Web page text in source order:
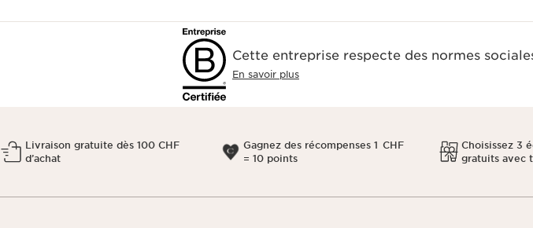
Cette entreprise respecte des normes
En savoir plus
Livraison gratuite dès 100 CHF
d’achat
Gagnez des récompenses 1 CHF
= 10 points
Choisissez 3
gratuits avec